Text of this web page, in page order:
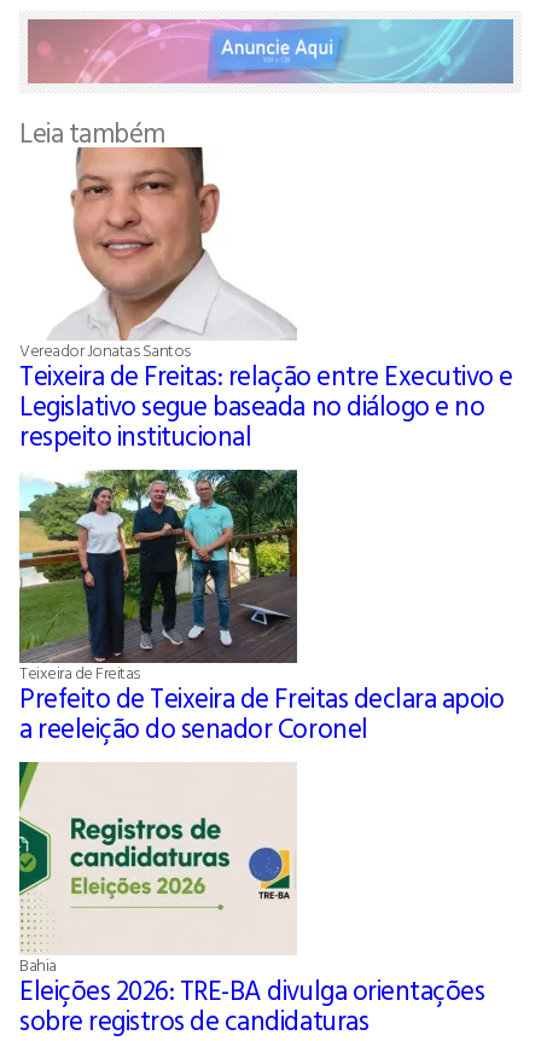
Leia também
Vereador Jonatas Santos
Teixeira de Freitas: relação entre Executivo e
Legislativo segue baseada no diálogo e no
respeito institucional
Teixeira de Freitas
Prefeito de Teixeira de Freitas declara apoio
a reeleição do senador Coronel
Bahia
Eleições 2026: TRE-BA divulga orientações
sobre registros de candidaturas